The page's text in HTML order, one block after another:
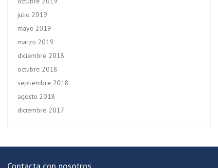
julio 2019
mayo 2019
marzo 2019
diciembre 2018
octubre 2018
septiembre 2018
agosto 2018
diciembre 2017